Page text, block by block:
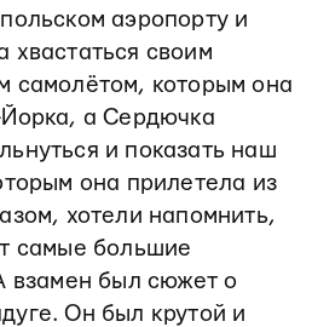
аэропорту и
своим
самолётом, которым она
а Сердючка
и показать наш
она прилетела из
хотели напомнить,
самые большие
взамен был сюжет о
Он был крутой и